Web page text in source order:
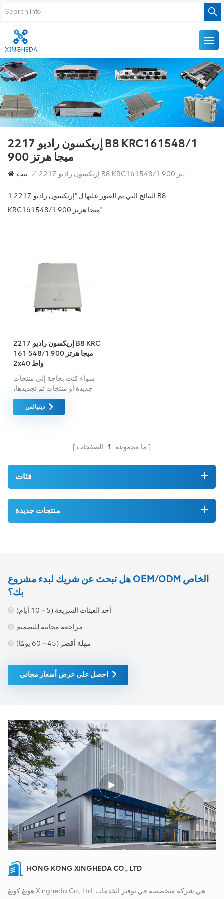
إريكسون راديو 2217 B8 KRC161548/1
900 ميجا هرتز
بيت / إريكسون راديو 2217 B8 KRC161548/1 900 ميجا هرتز
1 النتائج التي تم العثور عليها ل "إريكسون راديو 2217 B8
KRC161548/1 900 ميجا هرتز"
إريكسون راديو 2217 B8 KRC
161 548/1 900 ميجا هرتز
2x40 واط
سواء كنت بحاجة إلى منتجات
جديدة أو منتجات تم تجديدها،
فإن الضمان الشامل هو المعيار.
فنحن نشتري فقط معدات
ديتيالس
ما مجموعه 1 الصفحات
فئات
منتجات جديدة
هل تبحث عن شريك لبدء مشروع OEM/ODM الخاص
بك؟
أخذ العينات السريعة (5 ~ 10 أيام)
مراجعة مجانية للتصميم
مهلة أقصر (45 ~ 60 يومًا)
احصل على عرض أسعار مجاني
HONG KONG XINGHEDA CO., LTD
هونغ كونغ Xingheda Co., Ltd. هي شركة متخصصة في توفير الخدمات